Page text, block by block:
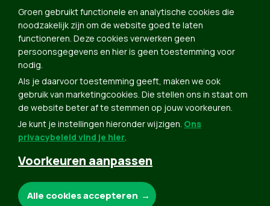
Contact
Groen in je buurt
Meldpunt
Word lid
Agenda
Bekijk kalender
Verleng je lidmaatschap
Programma oktober 2024
Programma juni 2024
Downloads
Webshop
Groen gebruikt functionele en analytische cookies die
noodzakelijk zijn om de website goed te laten
functioneren. Deze cookies verwerken geen
persoonsgegevens en hier is geen toestemming voor
nodig.
Als je daarvoor toestemming geeft, maken we ook
gebruik van marketingcookies. Die stellen ons in staat om
de website beter af te stemmen op jouw voorkeuren.
Je kunt je instellingen hieronder wijzigen. Ons
privacybeleid vind je hier.
Voorkeuren aanpassen
Alle cookies accepteren